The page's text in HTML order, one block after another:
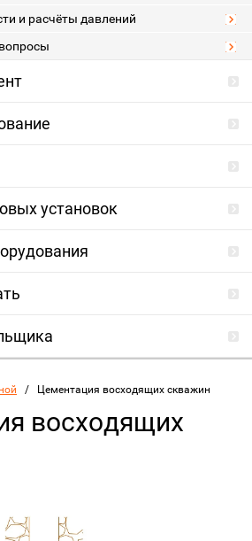
и расчёты давлений
установок
   /   Цементация восходящих скважин
восходящих